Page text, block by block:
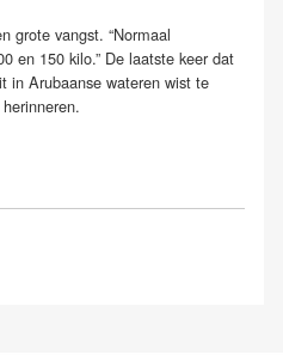
grote vangst. “Normaal
en 150 kilo.” De laatste keer dat
in Arubaanse wateren wist te